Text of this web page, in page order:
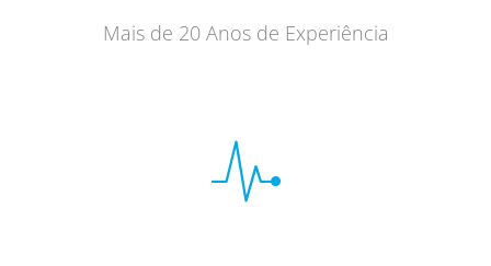
Mais de 20 Anos de Experiência